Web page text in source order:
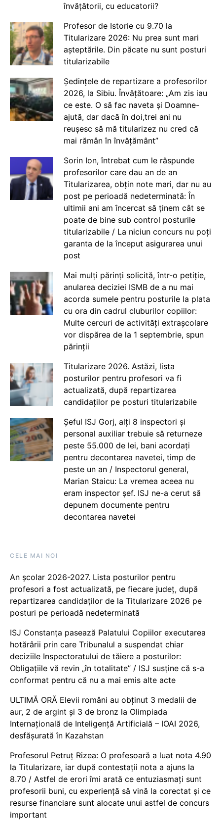
învățătorii, cu educatorii?
Profesor de Istorie cu 9.70 la
Titularizare 2026: Nu prea sunt mari
așteptările. Din păcate nu sunt posturi
titularizabile
Ședințele de repartizare a profesorilor
2026, la Sibiu. Învățătoare: „Am zis iau
ce este. O să fac naveta și Doamne-
ajută, dar dacă în doi,trei ani nu
reușesc să mă titularizez nu cred că
mai rămân în învățământ”
Sorin Ion, întrebat cum le răspunde
profesorilor care dau an de an
Titularizarea, obțin note mari, dar nu au
post pe perioadă nedeterminată: În
ultimii ani am încercat să ținem cât se
poate de bine sub control posturile
titularizabile / La niciun concurs nu poți
garanta de la început asigurarea unui
post
Mai mulți părinți solicită, într-o petiție,
anularea deciziei ISMB de a nu mai
acorda sumele pentru posturile la plata
cu ora din cadrul cluburilor copiilor:
Multe cercuri de activități extrașcolare
vor dispărea de la 1 septembrie, spun
părinții
Titularizare 2026. Astăzi, lista
posturilor pentru profesori va fi
actualizată, după repartizarea
candidaților pe posturi titularizabile
Șeful ISJ Gorj, alți 8 inspectori și
personal auxiliar trebuie să returneze
peste 55.000 de lei, bani acordați
pentru decontarea navetei, timp de
peste un an / Inspectorul general,
Marian Staicu: La vremea aceea nu
eram inspector șef. ISJ ne-a cerut să
depunem documente pentru
decontarea navetei
CELE MAI NOI
An școlar 2026-2027. Lista posturilor pentru
profesori a fost actualizată, pe fiecare județ, după
repartizarea candidaților de la Titularizare 2026 pe
posturi pe perioadă nedeterminată
ISJ Constanța pasează Palatului Copiilor executarea
hotărârii prin care Tribunalul a suspendat chiar
deciziile Inspectoratului de tăiere a posturilor:
Obligațiile vă revin „în totalitate” / ISJ susține că s-a
conformat pentru că nu a mai emis alte acte
ULTIMĂ ORĂ Elevii români au obținut 3 medalii de
aur, 2 de argint și 3 de bronz la Olimpiada
Internațională de Inteligență Artificială – IOAI 2026,
desfășurată în Kazahstan
Profesorul Petruț Rizea: O profesoară a luat nota 4.90
la Titularizare, iar după contestații nota a ajuns la
8.70 / Astfel de erori îmi arată ce entuziasmați sunt
profesorii buni, cu experiență să vină la corectat și ce
resurse financiare sunt alocate unui astfel de concurs
important